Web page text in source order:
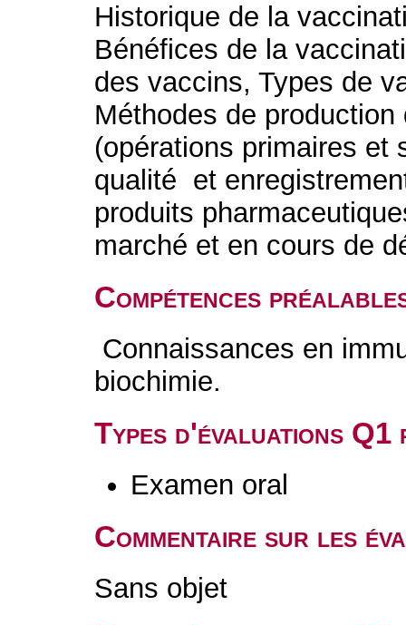
Historique de la
Bénéfices de la
des vaccins, Types de
Méthodes de
(opérations primaires et
qualité et
produits
marché et en cours de
Compétences
Connaissances en
biochimie.
Types d'évaluations
Examen oral
Commentaire sur les
Sans objet